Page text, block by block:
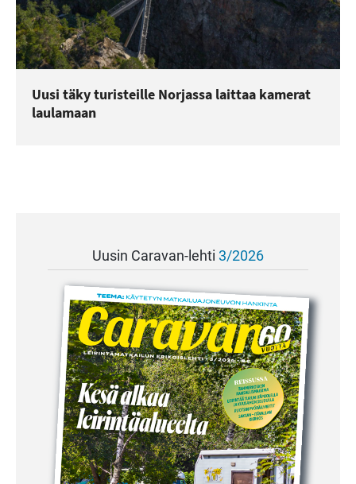
Uusi täky turisteille Norjassa laittaa kamerat
laulamaan
Uusin Caravan-lehti 3/2026